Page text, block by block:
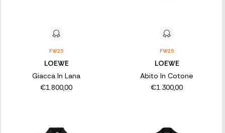
FW25
LOEWE
Giacca In Lana
€1.800,00
FW25
LOEWE
Abito In Cotone
€1.300,00